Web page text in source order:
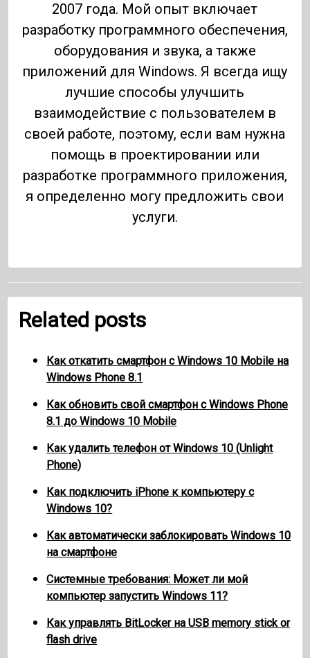
2007 года. Мой опыт включает
разработку программного обеспечения,
оборудования и звука, а также
приложений для Windows. Я всегда ищу
лучшие способы улучшить
взаимодействие с пользователем в
своей работе, поэтому, если вам нужна
помощь в проектировании или
разработке программного приложения,
я определенно могу предложить свои
услуги.
Related posts
Как откатить смартфон с Windows 10 Mobile на
Windows Phone 8.1
Как обновить свой смартфон с Windows Phone
8.1 до Windows 10 Mobile
Как удалить телефон от Windows 10 (Unlight
Phone)
Как подключить iPhone к компьютеру с
Windows 10?
Как автоматически заблокировать Windows 10
на смартфоне
Системные требования: Может ли мой
компьютер запустить Windows 11?
Как управлять BitLocker на USB memory stick or
flash drive